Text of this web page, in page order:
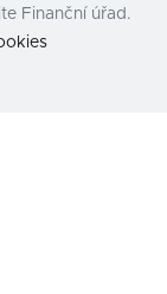
Finanční úřad.